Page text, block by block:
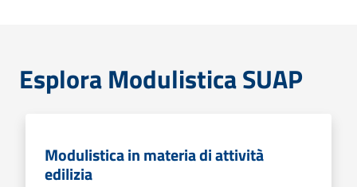
Esplora Modulistica SUAP
Modulistica in materia di attività
edilizia